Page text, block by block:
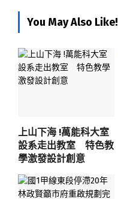
You May Also Like!
上山下海 !萬能科大室
設系走出教室 特色教
學激發設計創意